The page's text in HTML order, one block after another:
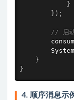
}
} ) ;
// 启动
        System
}
}
4. 顺序消息示